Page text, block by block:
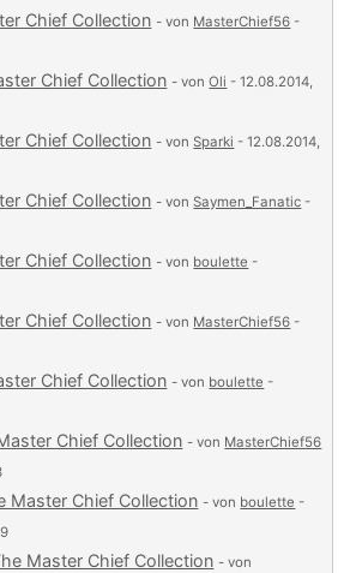
Chief Collection - von MasterChief56 -
Chief Collection - vonOli - 12.08.2014,
Chief Collection - vonSparki - 12.08.2014,
Chief Collection - vonSaymen_Fanatic -
Chief Collection - von boulette -
Chief Collection - von MasterChief56 -
Chief Collection - von boulette -
Chief Collection - von MasterChief56
Master Chief Collection - von boulette -
Master Chief Collection - von